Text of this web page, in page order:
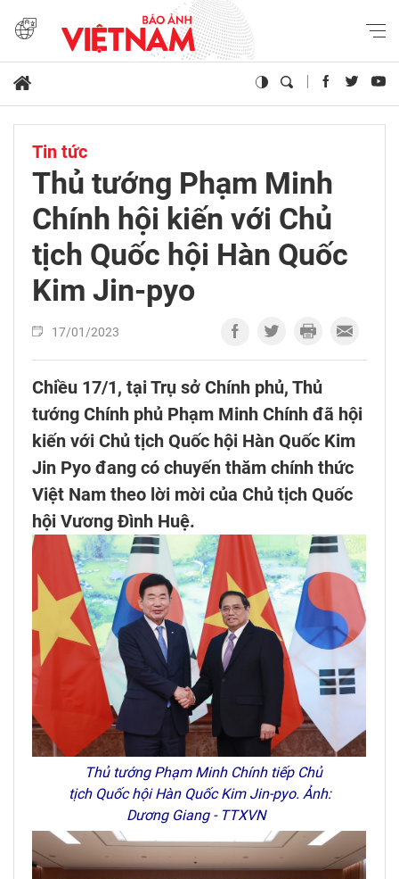
Tin tức
Thủ tướng Phạm Minh
Chính hội kiến với Chủ
tịch Quốc hội Hàn Quốc
Kim Jin-pyo
17/01/2023
Chiều 17/1, tại Trụ sở Chính phủ, Thủ
tướng Chính phủ Phạm Minh Chính đã hội
kiến với Chủ tịch Quốc hội Hàn Quốc Kim
Jin Pyo đang có chuyến thăm chính thức
Việt Nam theo lời mời của Chủ tịch Quốc
hội Vương Đình Huệ.
Thủ tướng Phạm Minh Chính tiếp Chủ
tịch Quốc hội Hàn Quốc Kim Jin-pyo. Ảnh:
Dương Giang - TTXVN